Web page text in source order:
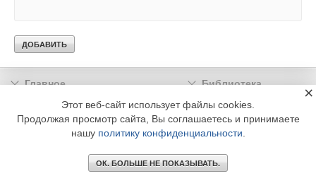
Главное
Библиотека
Подписка
Реклама
Информация
© 2002 - 2026 OOO Издательский дом «МЕДИА ТЕХНОЛОДЖИ» +7 (495) 665-00-
Этот веб-сайт использует файлы cookies.
Продолжая просмотр сайта, Вы соглашаетесь и принимаете
нашу политику конфиденциальности
ОК. БОЛЬШЕ НЕ ПОКАЗЫВАТЬ.
×